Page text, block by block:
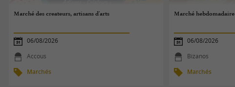
Marché des createurs, artisans d'arts
06/08/2026
Accous
Marchés
Marché hebdomadaire
06/08/2026
Bizanos
Marchés